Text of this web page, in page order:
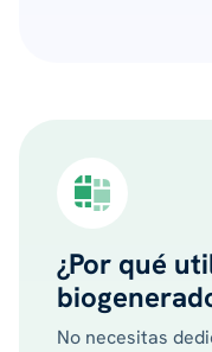
¿Por qué
No necesitas